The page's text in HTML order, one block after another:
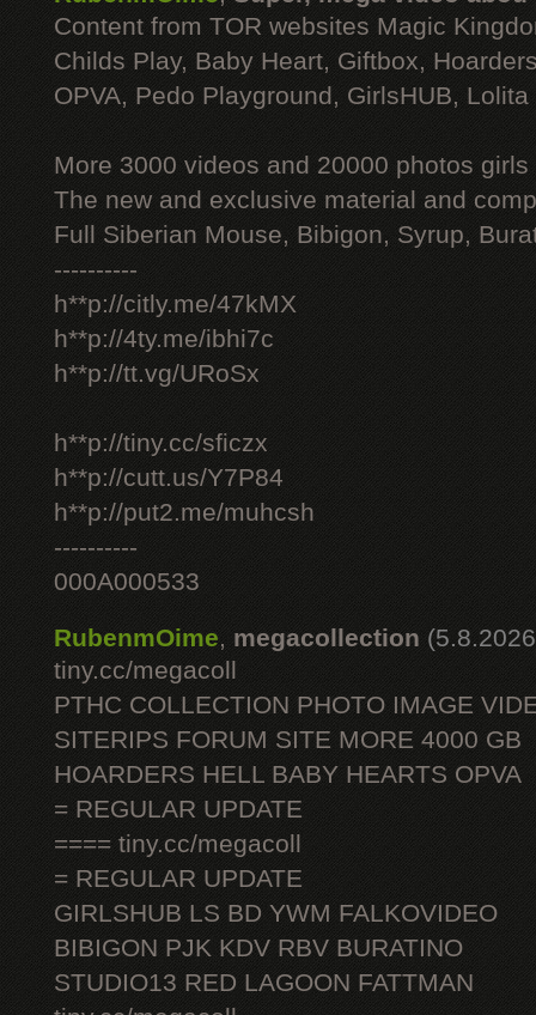
Content from TOR websites Magic
Childs Play, Baby Heart, Giftbox,
OPVA, Pedo Playground, GirlsHUB, Lolita
More 3000 videos and 20000 photos
The new and exclusive material and
Full Siberian Mouse, Bibigon, Syrup,
----------
h**p://citly.me/47kMX
h**p://4ty.me/ibhi7c
h**p://tt.vg/URoSx
h**p://tiny.cc/sficzx
h**p://cutt.us/Y7P84
h**p://put2.me/muhcsh
----------
000A000533
RubenmOime, megacollection
tiny.cc/megacoll
PTHC COLLECTION PHOTO IMAGE
SITERIPS FORUM SITE MORE 4000 GB
HOARDERS HELL BABY HEARTS OPVA
= REGULAR UPDATE
==== tiny.cc/megacoll
= REGULAR UPDATE
GIRLSHUB LS BD YWM FALKOVIDEO
BIBIGON PJK KDV RBV BURATINO
STUDIO13 RED LAGOON FATTMAN